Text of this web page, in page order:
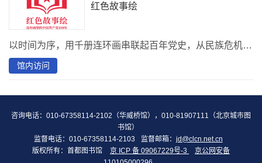
红色故事绘
以时间为序，用千册连环画串联起百年党史，从民族危机到奋斗新时代，全方位、全过程反映党的百年辉煌，记录时代风云变化，讲述动人革命故事。
馆内访问
咨询电话：010-67358114-2102（华威桥馆），010-81907111（北京城市图
书馆）
监督电话：010-67358114-2103
监督邮箱： jd@clcn.net.cn
版权所有：首都图书馆
京 ICP 备 09067229号-3
京公网安备